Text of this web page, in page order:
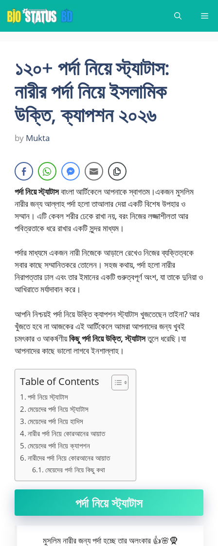
Skip
content
১২০+ পর্দা নিয়ে স্ট্যাটাস:
নারীর পর্দা নিয়ে ইসলামিক
উক্তি, ক্যাপশন ২০২৬
by Mukta
পর্দা নিয়ে স্ট্যাটাসবাংলা আর্টিকেলে আপনাকে স্বাগতম।একজন মুসলিম
নারীর জন্য আল্লাহ পর্দা হলো তাআলার দেয়া একটি বিশেষ উপহার ও
সম্মান। এটি কেবল শরীর ঢেকে রাখা নয়, বরং নিজের লজ্জাশীলতা আর
পবিত্রতাকে ধরে রাখার একটি সুন্দর মাধ্যম।
পর্দার মাধ্যমে একজন নারী নিজেকে আড়ালে রেখেও নিজের ব্যক্তিত্বকে
সবার কাছে সম্মানিতকরে তোলেন। সহজ কথায়, পর্দা হলো নারীর
নিরাপত্তার ঢাল এবং তার ইমানের একটি গুরুত্বপূর্ণ অংশ, যা তাকে দুনিয়া ও
আখিরাতে মর্যাদাবান করে।
আপনি নিশ্চয়ই পর্দা নিয়ে উক্তি ক্যাপশন স্ট্যাটাস খুজতেছেন তাইনা? আর
খুঁজতে হবে না আজকের এই আর্টিকেলে আমরা আপনাদের জন্য খুবই
চমৎকার ও আকর্ষণীয়কিছু পর্দা নিয়ে উক্তি, স্ট্যাটাসতুলে ধরেছি।যা
আপনাদের কাছে ভালো লাগবে ইনশাল্লাহ।
Table of Contents
পর্দা নিয়ে স্ট্যাটাস
মেয়েদের পর্দা নিয়ে স্ট্যাটাস
মেয়েদের পর্দা নিয়ে হাদিস
নারীর পর্দা নিয়ে কোরআনের আয়াত
মেয়েদের পর্দা নিয়ে ক্যাপশন
নারীদের পর্দা নিয়ে কোরআনের আয়াত
মেয়েদের পর্দা নিয়ে কিছু কথা
পর্দা নিয়ে স্ট্যাটাস
মুসলিম নারীর জন্য পর্দা হচ্ছে তার অলংকার 👍🌸🧕